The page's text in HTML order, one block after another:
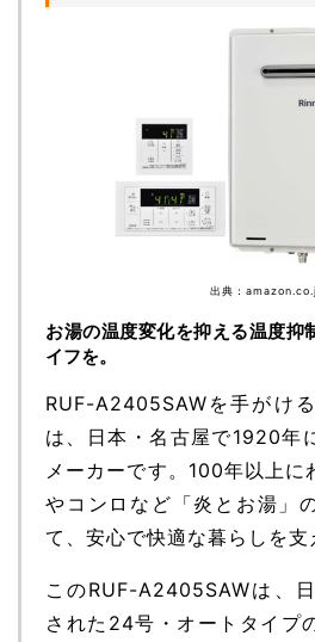
出典：
お湯の温度変化を抑える温度抑
イフを。
RUF-A2405SAWを手がけ
は、日本・名古屋で1920年
メーカーです。100年以上に
やコンロなど「炎とお湯」
て、安心で快適な暮らしを支
このRUF-A2405SAWは、
された24号・オートタイプ